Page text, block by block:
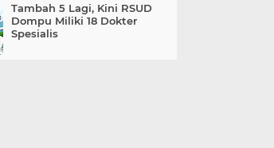
Tambah 5 Lagi, Kini RSUD
Dompu Miliki 18 Dokter
Spesialis